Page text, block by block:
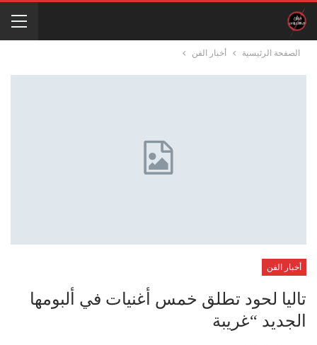
الصفحة الرئيسية أخبار الفن
أخبار الفن
تاليا لحود تطلق خمس أغنيات في ألبومها
الجديد “غريبة